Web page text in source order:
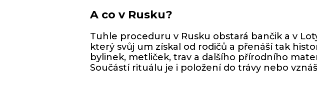
A co v Rusku?
Tuhle proceduru v Rusku obstará bančik a v
který svůj um získal od rodičů a přenáší tak
bylinek, metliček, trav a dalšího přírodního
Součástí rituálu je i položení do trávy nebo